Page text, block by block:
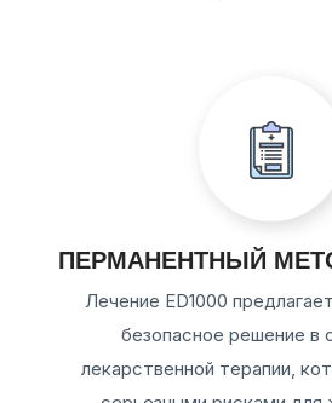
ПЕРМАНЕНТНЫЙ
Лечение ED1000
безопасное решение в
лекарственной терапии,